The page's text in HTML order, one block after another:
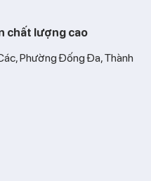
chất lượng cao
Phường Đống Đa, Thành